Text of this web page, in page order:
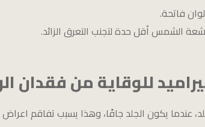
فاتحة.
الشمس أقل حدة لتجنب التعرق الزائد.
للوقاية من فقدان
يكون الجلد جافًا، وهذا يسبب تفاقم اعراض